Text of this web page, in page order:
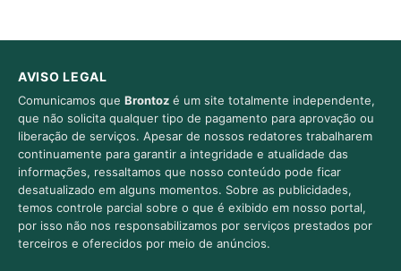
AVISO LEGAL
Comunicamos que Brontoz é um site totalmente independente,
que não solicita qualquer tipo de pagamento para aprovação ou
liberação de serviços. Apesar de nossos redatores trabalharem
continuamente para garantir a integridade e atualidade das
informações, ressaltamos que nosso conteúdo pode ficar
desatualizado em alguns momentos. Sobre as publicidades,
temos controle parcial sobre o que é exibido em nosso portal,
por isso não nos responsabilizamos por serviços prestados por
terceiros e oferecidos por meio de anúncios.